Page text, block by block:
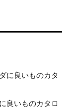
に良いものカタ
良いものカタロ